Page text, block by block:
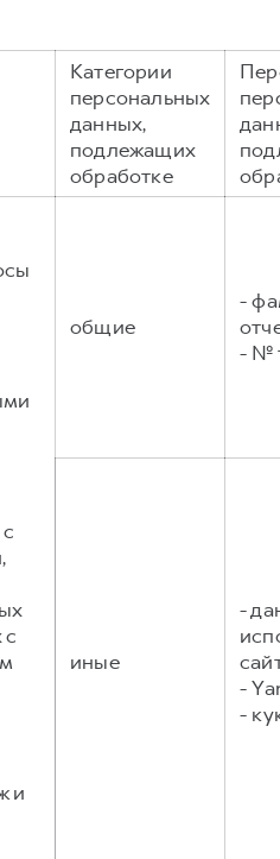
клиентам
клиентов
Категории
персональных
данных,
подлежащих
обработке
с
и
общие
-
- №
иные
-
-
-